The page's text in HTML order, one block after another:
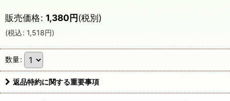
販売価格: 1,380円(税別)
(税込: 1,518円)
数量:
返品特約に関する重要事項